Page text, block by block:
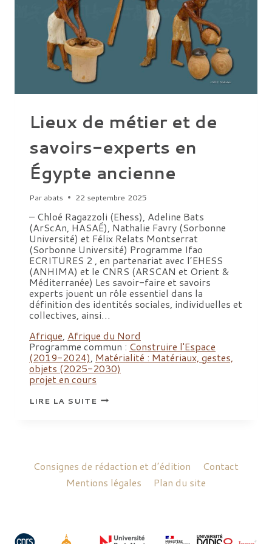
Lieux de métier et de
savoirs-experts en
Égypte ancienne
Par abats 22 septembre 2025
– Chloé Ragazzoli (Ehess), Adeline Bats
(ArScAn, HASAÉ), Nathalie Favry (Sorbonne
Université) et Félix Relats Montserrat
(Sorbonne Université) Programme Ifao
ECRITURES 2 , en partenariat avec l’EHESS
(ANHIMA) et le CNRS (ARSCAN et Orient &
Méditerranée) Les savoir-faire et savoirs
experts jouent un rôle essentiel dans la
définition des identités sociales, individuelles et
collectives, ainsi…
Afrique, Afrique du Nord
Programme commun : Construire l'Espace
(2019-2024), Matérialité : Matériaux, gestes,
objets (2025-2030)
projet en cours
LIRE LA SUITELIEUX
DE
ÉGYPTE
Consignes de rédaction et d’édition
Contact
Mentions légales
Plan du site